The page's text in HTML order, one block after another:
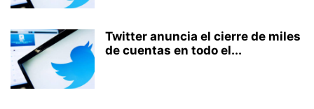
Twitter anuncia el cierre de miles
de cuentas en todo el...